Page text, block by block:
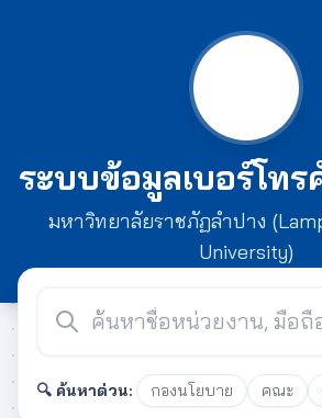
ระบบข้อมูลเบอร์โท
มหาวิทยาลัยราชภัฏลำปาง
University)
🔍 ค้นหาด่วน: กองนโยบาย คณะ